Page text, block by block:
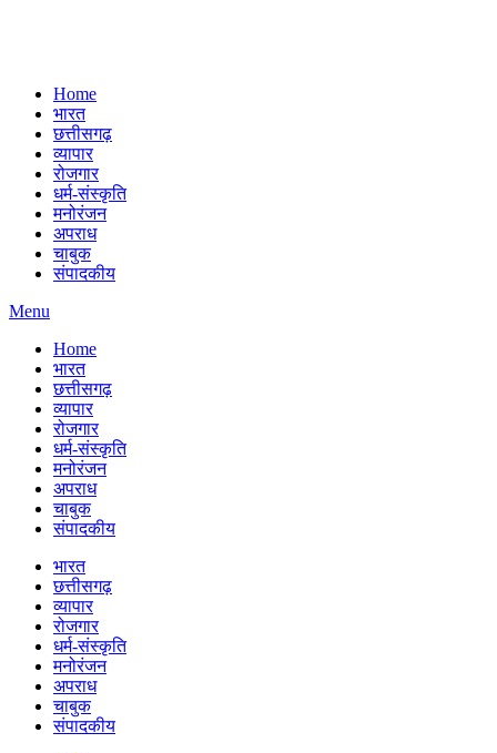
Home
भारत
छत्तीसगढ़
व्यापार
रोजगार
धर्म-संस्कृति
मनोरंजन
अपराध
चाबुक
संपादकीय
Menu
Home
भारत
छत्तीसगढ़
व्यापार
रोजगार
धर्म-संस्कृति
मनोरंजन
अपराध
चाबुक
संपादकीय
भारत
छत्तीसगढ़
व्यापार
रोजगार
धर्म-संस्कृति
मनोरंजन
अपराध
चाबुक
संपादकीय